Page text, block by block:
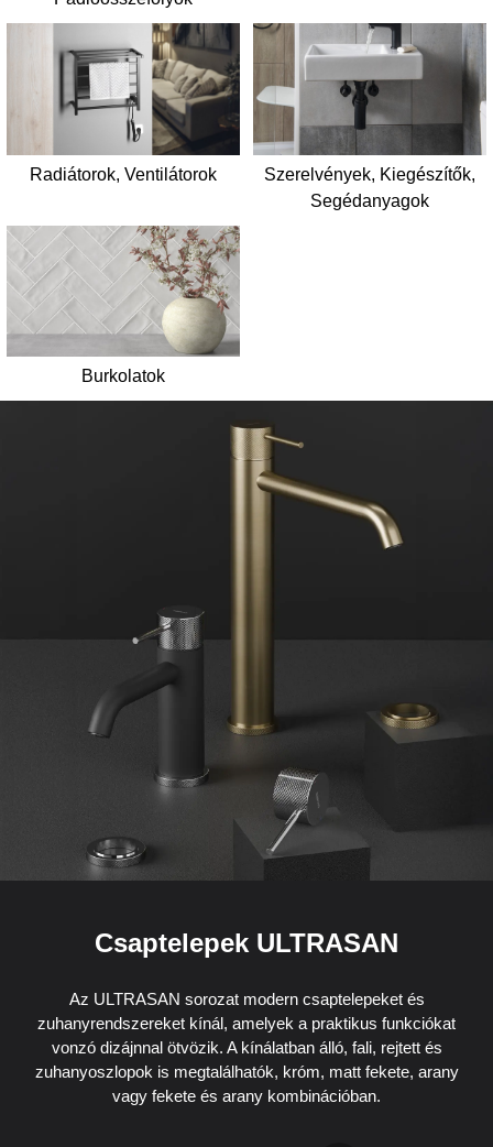
Radiátorok, Ventilátorok
Szerelvények, Kiegészítők,
Segédanyagok
Burkolatok
Csaptelepek ULTRASAN
Az ULTRASAN sorozat modern csaptelepeket és
zuhanyrendszereket kínál, amelyek a praktikus funkciókat
vonzó dizájnnal ötvözik. A kínálatban álló, fali, rejtett és
zuhanyoszlopok is megtalálhatók, króm, matt fekete, arany
vagy fekete és arany kombinációban.